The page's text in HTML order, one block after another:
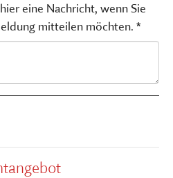
eine Nachricht, wenn Sie
mitteilen möchten. *